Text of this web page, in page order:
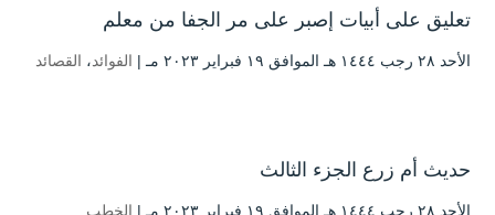
تعليق على أبيات إصبر على مر الجفا من معلم
الأحد ۲۸ رجب ۱٤٤٤ هـ الموافق ۱۹ فبراير ۲۰۲۳ مـ | الفوائد، القصائد
حديث أم زرع الجزء الثالث
الأحد ۲۸ رجب ۱٤٤٤ هـ الموافق ۱۹ فبراير ۲۰۲۳ مـ | الخطب